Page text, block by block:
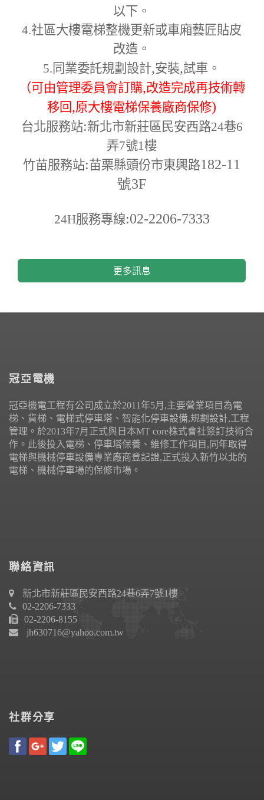
以下。
4.社區大樓電梯整機更新或車廂藝匠貼皮
改造。
5. 同業委託規劃設計,安裝,試車。
（可由管理委員會訂購,改造完成再技術轉
移回,原大樓電梯保養廠商保修)
台北服務站:新北市新莊區民安西路24巷6
弄7號1樓
竹苗服務站:苗栗縣頭份市東興路182-11
號3F
24H服務專線:02-2206-7333
更多訊息
冠亞電機
冠亞機電工程有公司成立於2011年5月,主要營業項目為電
梯、貨梯、電梯式停車塔、智能化停車設備,規劃設計,工程
管理。於2013年7月正式與日本MT core株式會社簽訂技術合
作。此後投入電梯、停車塔保養、維修工作項目,同年取得
電梯與機械停車設備專業廠商登記證,正式投入新竹以北的
電梯、機械停車場的保修市場。
聯絡資訊
新北市新莊區民安西路24巷6弄7號1樓
02-2206-7333
02-2206-8155
jh630716@yahoo.com.tw
社群分享